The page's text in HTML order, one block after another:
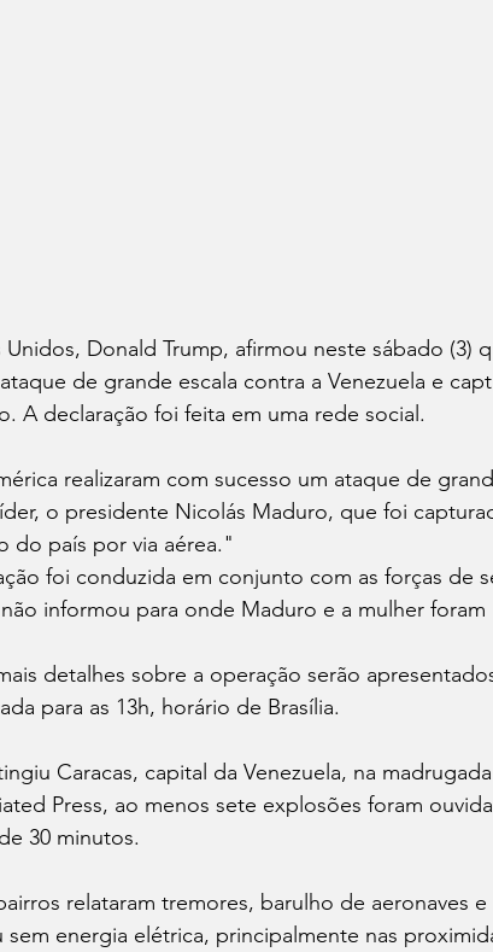
Donald Trump, afirmou neste sábado (3)
de grande escala contra a Venezuela e
A declaração foi feita em uma rede social.
realizaram com sucesso um ataque de
o presidente Nicolás Maduro, que foi
do país por via aérea."
foi conduzida em conjunto com as forças de
informou para onde Maduro e a mulher foram
detalhes sobre a operação serão
para as 13h, horário de Brasília.
Caracas, capital da Venezuela, na
Press, ao menos sete explosões foram
30 minutos.
relataram tremores, barulho de aeronaves
sem energia elétrica, principalmente nas